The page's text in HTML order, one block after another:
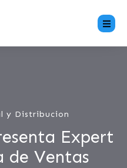
y Distribucion
Expert
de Ventas